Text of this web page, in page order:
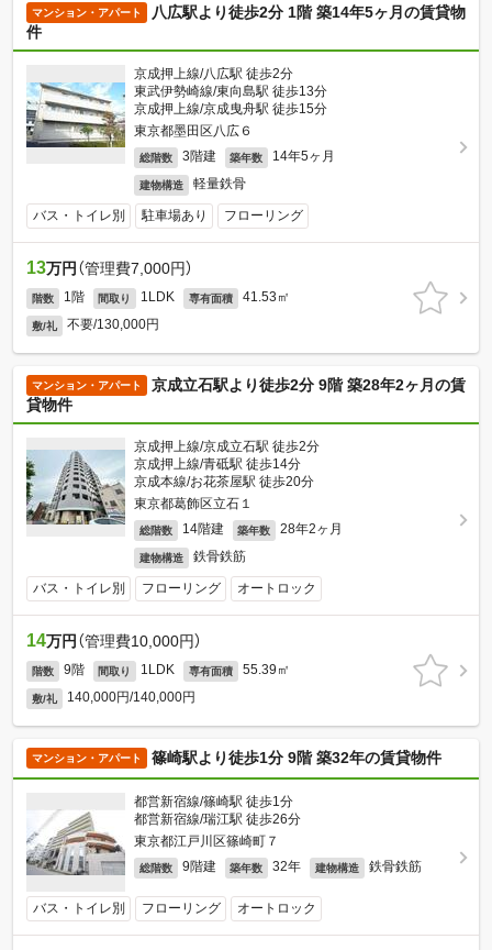
マンション・アパート
八広駅より徒歩2分 1階 築14年5ヶ月の賃貸物
件
京成押上線/八広駅 徒歩2分
東武伊勢崎線/東向島駅 徒歩13分
京成押上線/京成曳舟駅 徒歩15分
東京都墨田区八広６
総階数 3階建 築年数 14年5ヶ月
建物構造 軽量鉄骨
バス・トイレ別 駐車場あり フローリング
13万円 （管理費7,000円）
階数 1階 間取り 1LDK 専有面積 41.53㎡
敷/礼 不要/130,000円
マンション・アパート
京成立石駅より徒歩2分 9階 築28年2ヶ月の賃
貸物件
京成押上線/京成立石駅 徒歩2分
京成押上線/青砥駅 徒歩14分
京成本線/お花茶屋駅 徒歩20分
東京都葛飾区立石１
総階数 14階建 築年数 28年2ヶ月
建物構造 鉄骨鉄筋
バス・トイレ別 フローリング オートロック
14万円 （管理費10,000円）
階数 9階 間取り 1LDK 専有面積 55.39㎡
敷/礼 140,000円/140,000円
マンション・アパート 篠崎駅より徒歩1分 9階 築32年の賃貸物件
都営新宿線/篠崎駅 徒歩1分
都営新宿線/瑞江駅 徒歩26分
東京都江戸川区篠崎町７
総階数 9階建 築年数 32年 建物構造 鉄骨鉄筋
バス・トイレ別 フローリング オートロック